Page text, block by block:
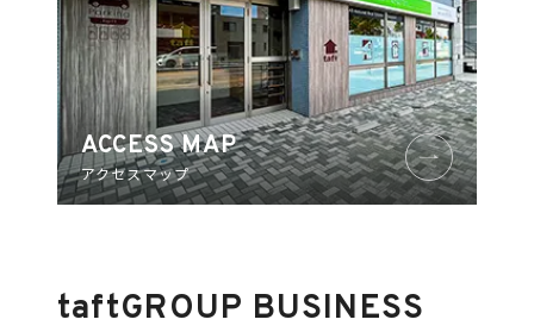
ACCESS MAP
アクセスマップ
taftGROUP BUSINESS